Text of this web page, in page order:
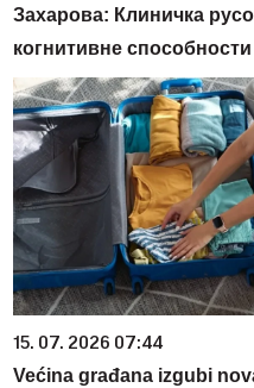
Захарова: Клиничка
когнитивне
15. 07. 2026 07:44
Većina građana izgubi